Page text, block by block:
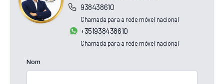
938438610
Chamada para a rede móvel nacional
+351938438610
Chamada para a rede móvel nacional
Nom